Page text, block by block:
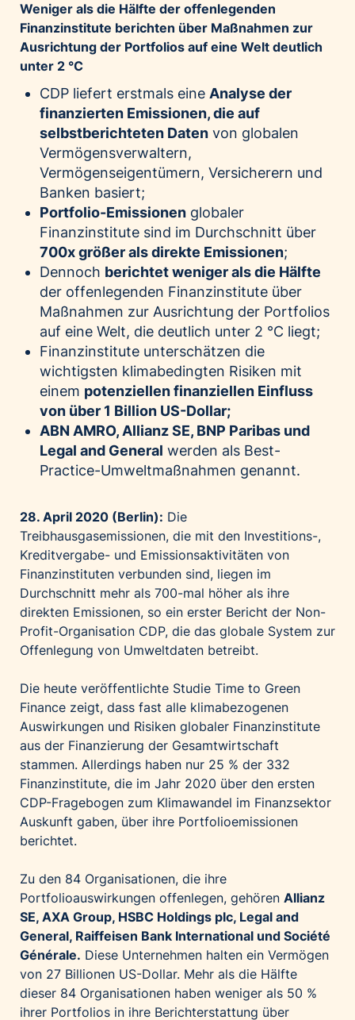
REXEL Austria
Starbucks
Superbrands Austria
Tante Fanny
Vollpension
win2day
woom bikes
Kontakt
Weniger als die Hälfte der offenlegenden
Finanzinstitute berichten über Maßnahmen zur
Ausrichtung der Portfolios auf eine Welt deutlich
unter 2 °C
CDP liefert erstmals eine Analyse der
finanzierten Emissionen, die auf
selbstberichteten Daten von globalen
Vermögensverwaltern,
Vermögenseigentümern, Versicherern und
Banken basiert;
Portfolio-Emissionen globaler
Finanzinstitute sind im Durchschnitt über
700x größer als direkte Emissionen;
Dennoch berichtet weniger als die Hälfte
der offenlegenden Finanzinstitute über
Maßnahmen zur Ausrichtung der Portfolios
auf eine Welt, die deutlich unter 2 °C liegt;
Finanzinstitute unterschätzen die
wichtigsten klimabedingten Risiken mit
einem potenziellen finanziellen Einfluss
von über 1 Billion US-Dollar;
ABN AMRO, Allianz SE, BNP Paribas und
Legal and General werden als Best-
Practice-Umweltmaßnahmen genannt.
28. April 2020 (Berlin): Die
Treibhausgasemissionen, die mit den Investitions-,
Kreditvergabe- und Emissionsaktivitäten von
Finanzinstituten verbunden sind, liegen im
Durchschnitt mehr als 700-mal höher als ihre
direkten Emissionen, so ein erster Bericht der Non-
Profit-Organisation CDP, die das globale System zur
Offenlegung von Umweltdaten betreibt.
Die heute veröffentlichte Studie Time to Green
Finance zeigt, dass fast alle klimabezogenen
Auswirkungen und Risiken globaler Finanzinstitute
aus der Finanzierung der Gesamtwirtschaft
stammen. Allerdings haben nur 25 % der 332
Finanzinstitute, die im Jahr 2020 über den ersten
CDP-Fragebogen zum Klimawandel im Finanzsektor
Auskunft gaben, über ihre Portfolioemissionen
berichtet.
Zu den 84 Organisationen, die ihre
Portfolioauswirkungen offenlegen, gehören Allianz
SE, AXA Group, HSBC Holdings plc, Legal and
General, Raiffeisen Bank International und Société
Générale. Diese Unternehmen halten ein Vermögen
von 27 Billionen US-Dollar. Mehr als die Hälfte
dieser 84 Organisationen haben weniger als 50 %
ihrer Portfolios in ihre Berichterstattung über